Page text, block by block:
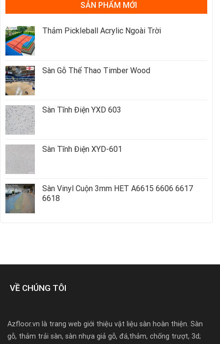
SẢN PHẨM MỚI
Thảm Pickleball Acrylic Ngoài Trời
Sàn Gỗ Thể Thao Timber Wood
Sàn Tĩnh Điện YXD 603
Sàn Tĩnh Điện XYD-601
Sàn Vinyl Cuộn 3mm HET A6615 6606 6617
6618
VỀ CHÚNG TÔI
Azfloor.vn là trang web giới thiệu vật liệu sàn hoàn thiện. Sàn
gỗ, thảm trải sàn, sàn nhựa giả gỗ, đá,thảm, chống trượt, 3d;